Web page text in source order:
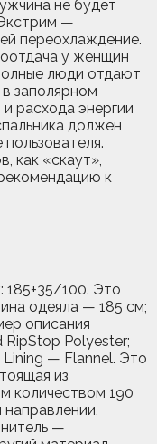
не будет
—
переохлаждение.
у женщин
люди отдают
заполярном
расхода энергии
должен
как «скаут»,
к
185+35/100. Это
одеяла — 185 см;
описания
Polyester;
— Flannel. Это
из
количеством 190
—